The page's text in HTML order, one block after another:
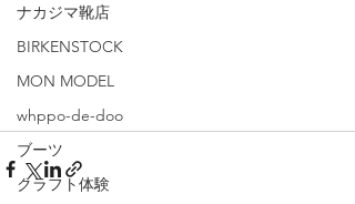
ナカジマ靴店
BIRKENSTOCK
MON MODEL
whppo-de-doo
ブーツ
クラフト体験